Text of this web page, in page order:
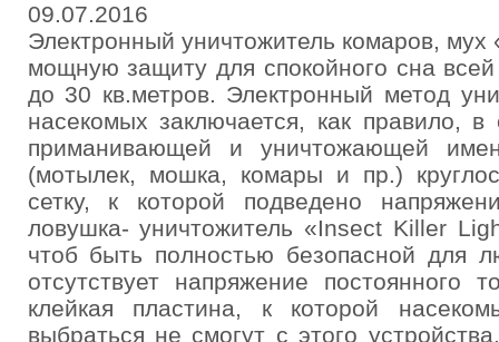
09.07.2016
Электронный уничтожитель комаров, мух
мощную защиту для спокойного сна
до 30 кв.метров. Электронный метод
насекомых заключается, как правило,
приманивающей и уничтожающей
(мотылек, мошка, комары и пр.)
сетку, к которой подведено
ловушка- уничтожитель «Insect Killer
чтоб быть полностью безопасной для
отсутствует напряжение постоянного
клейкая пластина, к которой
выбраться не смогут с этого